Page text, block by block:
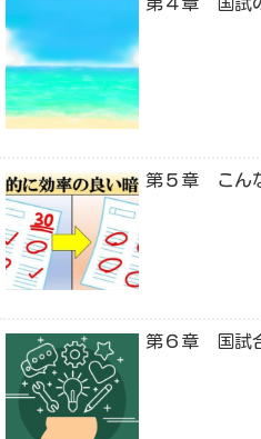
第４章 国試
第５章 こん
第６章 国試